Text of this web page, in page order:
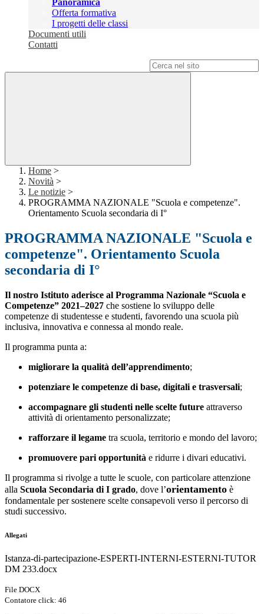
Panoramica
Offerta formativa
I progetti delle classi
Documenti utili
Contatti
Home >
Novità >
Le notizie >
PROGRAMMA NAZIONALE "Scuola e competenze".
Orientamento Scuola secondaria di I°
PROGRAMMA NAZIONALE "Scuola e
competenze". Orientamento Scuola
secondaria di I°
Il nostro Istituto aderisce al Programma Nazionale “Scuola e
Competenze” 2021–2027 che sostiene lo sviluppo delle
competenze di studentesse e studenti, favorendo una scuola più
inclusiva, innovativa e connessa al mondo reale.
Il programma punta a:
migliorare la qualità dell’apprendimento;
potenziare le competenze di base, digitali e trasversali;
accompagnare gli studenti nelle scelte future attraverso
attività di orientamento personalizzate;
rafforzare il legame tra scuola, territorio e mondo del lavoro;
promuovere pari opportunità e ridurre i divari educativi.
Il programma si rivolge a tutte le scuole, con particolare attenzione
alla Scuola Secondaria di I grado, dove l’orientamento è
fondamentale per sostenere scelte consapevoli verso il percorso di
studi successivo.
Allegati
Istanza-di-partecipazione-ESPERTI-INTERNI-ESTERNI-TUTOR
DM 233.docx
File DOCX
Contatore click: 46